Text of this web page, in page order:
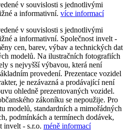
v souvislosti s jednotlivými
a informativní. více informací
v souvislosti s jednotlivými
a informativní. Společnost invelt -
cen, barev, výbav a technických dat
modelů. Na ilustračních fotografiích
s nejvyšší výbavou, která není
provedení. Prezentace vozidel
je nezávazná a prodávající není
ohledně prezentovaných vozidel.
zákoníku se nepoužije. Pro
modelů, standardních a mimořádných
podmínkách a termínech dodávek,
invelt - s.r.o. méně informací